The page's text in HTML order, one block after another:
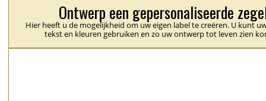
Ontwerp een gepersonaliseerde
Hier heeft u de mogelijkheid om uw eigen label te creëren. U kunt
tekst en kleuren gebruiken en zo uw ontwerp tot leven zien